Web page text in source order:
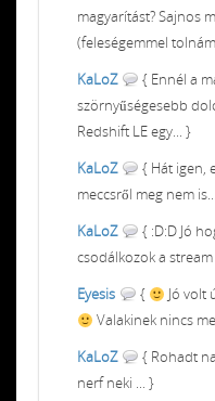
magyarítást? Sajnos
(feleségemmel
KaLoZ
{ Ennél a
szörnyűségesebb
Redshift LE egy... }
KaLoZ
{ Hát igen,
meccsről meg nem
KaLoZ
{ :D:D Jó
csodálkozok a stream
Eyesis
{
Jó volt
Valakinek nincs
KaLoZ
{ Rohadt
nerf neki ... }